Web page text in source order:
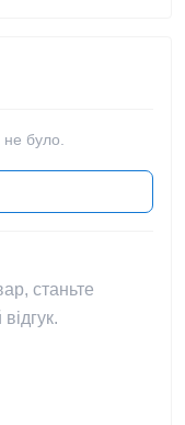
було.
станьте